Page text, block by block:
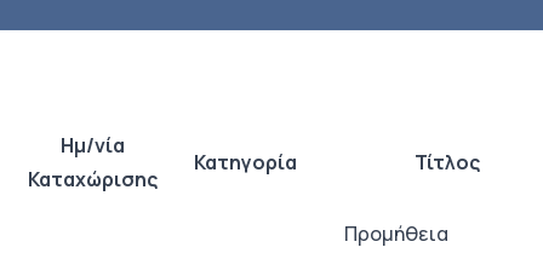
Ημ/νία
Καταχώρισης
Κατηγορία Τίτλος
Προμήθεια